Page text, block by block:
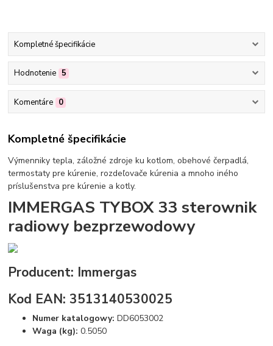
Kompletné špecifikácie
Hodnotenie 5
Komentáre 0
Kompletné špecifikácie
Výmenniky tepla, záložné zdroje ku kotlom, obehové čerpadlá,
termostaty pre kúrenie, rozdeľovače kúrenia a mnoho iného
príslušenstva pre kúrenie a kotly.
IMMERGAS TYBOX 33 sterownik
radiowy bezprzewodowy
Producent: Immergas
Kod EAN: 3513140530025
Numer katalogowy: DD6053002
Waga (kg): 0.5050